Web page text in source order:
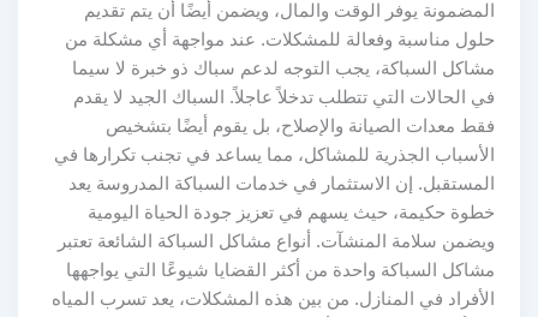
المضمونة يوفر الوقت والمال، ويضمن أيضًا أن يتم تقديم
حلول مناسبة وفعالة للمشكلات. عند مواجهة أي مشكلة من
مشاكل السباكة، يجب التوجه لدعم سباك ذو خبرة لا سيما
في الحالات التي تتطلب تدخلاً عاجلاً. السباك الجيد لا يقدم
فقط معدات الصيانة والإصلاح، بل يقوم أيضًا بتشخيص
الأسباب الجذرية للمشاكل، مما يساعد في تجنب تكرارها في
المستقبل. إن الاستثمار في خدمات السباكة المدروسة يعد
خطوة حكيمة، حيث يسهم في تعزيز جودة الحياة اليومية
ويضمن سلامة المنشآت. أنواع مشاكل السباكة الشائعة تعتبر
مشاكل السباكة واحدة من أكثر القضايا شيوعًا التي يواجهها
الأفراد في المنازل. من بين هذه المشكلات، يعد تسرب المياه